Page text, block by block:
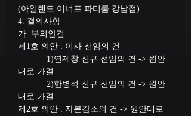
(아일랜드 이너프 파티룸 강남점)
4. 결의사항
가. 부의안건
제1호 의안 : 이사 선임의 건
1)연제창 신규 선임의 건 -> 원안
대로 가결
2)한병석 신규 선임의 건 -> 원안
대로 가결
제2호 의안 : 자본감소의 건 -> 원안대로